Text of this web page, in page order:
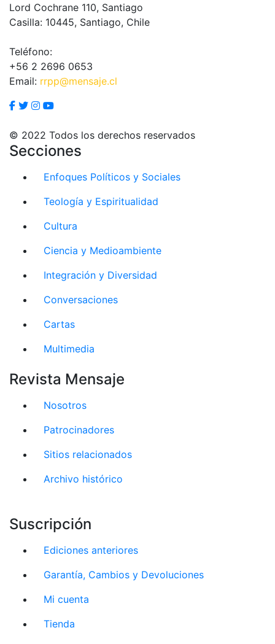
Lord Cochrane 110, Santiago
Casilla: 10445, Santiago, Chile
Teléfono:
+56 2 2696 0653
Email: rrpp@mensaje.cl
© 2022 Todos los derechos reservados
Secciones
Enfoques Políticos y Sociales
Teología y Espiritualidad
Cultura
Ciencia y Medioambiente
Integración y Diversidad
Conversaciones
Cartas
Multimedia
Revista Mensaje
Nosotros
Patrocinadores
Sitios relacionados
Archivo histórico
Suscripción
Ediciones anteriores
Garantía, Cambios y Devoluciones
Mi cuenta
Tienda